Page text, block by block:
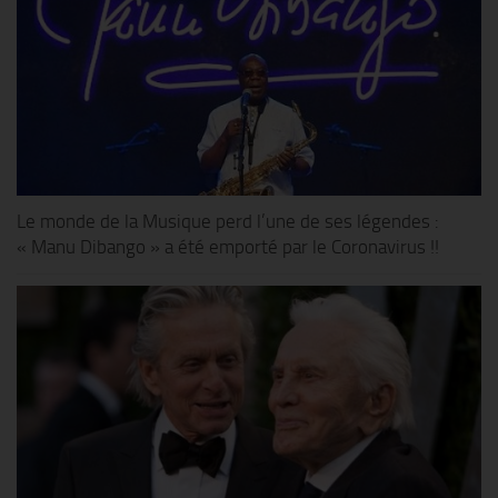
Le monde de la Musique perd l’une de ses légendes :
« Manu Dibango » a été emporté par le Coronavirus !!